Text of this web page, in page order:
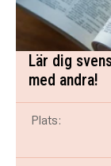
Lär dig
med andra!
Plats: